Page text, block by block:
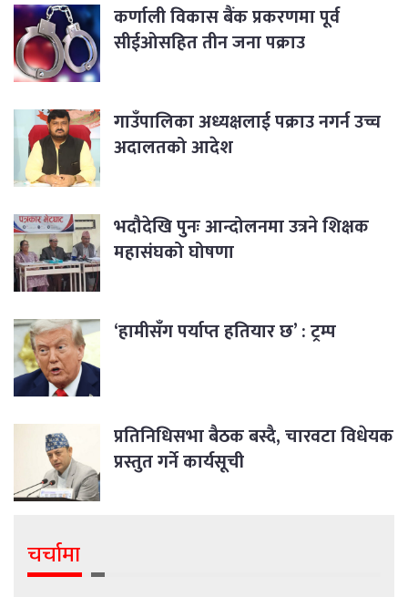
कर्णाली विकास बैंक प्रकरणमा पूर्व
सीईओसहित तीन जना पक्राउ
गाउँपालिका अध्यक्षलाई पक्राउ नगर्न उच्च
अदालतको आदेश
भदौदेखि पुनः आन्दोलनमा उत्रने शिक्षक
महासंघको घोषणा
‘हामीसँग पर्याप्त हतियार छ’ : ट्रम्प
प्रतिनिधिसभा बैठक बस्दै, चारवटा विधेयक
प्रस्तुत गर्ने कार्यसूची
चर्चामा